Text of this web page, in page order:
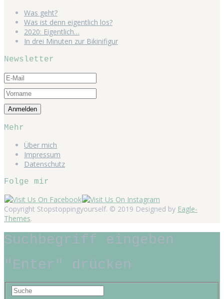
Was geht?
Was ist denn eigentlich los?
2020: Eigentlich…
In drei Minuten zur Bikinifigur
Newsletter
Mehr
Über mich
Impressum
Datenschutz
Folge mir
Copyright Stopstoppingyourself. © 2019 Designed by Eagle-
Themes.
Suchbegriff eingeben
"Enter" drücken